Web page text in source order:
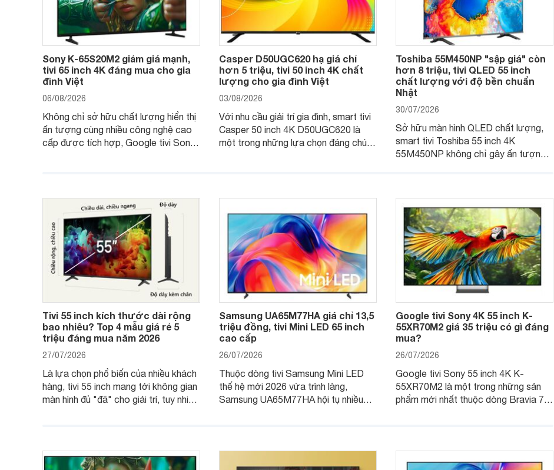
Sony K-65S20M2 giảm giá mạnh,
tivi 65 inch 4K đáng mua cho gia
đình Việt
06/08/2026
Không chỉ sở hữu chất lượng hiển thị
ấn tượng cùng nhiều công nghệ cao
cấp được tích hợp, Google tivi Sony
Casper D50UGC620 hạ giá chỉ
hơn 5 triệu, tivi 50 inch 4K chất
lượng cho gia đình Việt
03/08/2026
Với nhu cầu giải trí gia đình, smart tivi
Casper 50 inch 4K D50UGC620 là
một trong những lựa chọn đáng chú ý
Toshiba 55M450NP "sập giá" còn
hơn 8 triệu, tivi QLED 55 inch
chất lượng với độ bền chuẩn
Nhật
30/07/2026
Sở hữu màn hình QLED chất lượng,
smart tivi Toshiba 55 inch 4K
55M450NP không chỉ gây ấn tượng
nhiều đại lý giảm giá đáng kể.
Tivi 55 inch kích thước dài rộng
bao nhiêu? Top 4 mẫu giá rẻ 5
triệu đáng mua năm 2026
27/07/2026
Là lựa chọn phổ biến của nhiều khách
hàng, tivi 55 inch mang tới không gian
màn hình đủ "đã" cho giải trí, tuy nhiên
dùng cho phòng bao nhiêu m2?
Samsung UA65M77HA giá chỉ 13,5
triệu đồng, tivi Mini LED 65 inch
cao cấp
26/07/2026
Thuộc dòng tivi Samsung Mini LED
thế hệ mới 2026 vừa trình làng,
Samsung UA65M77HA hội tụ nhiều
Google tivi Sony 4K 55 inch K-
55XR70M2 giá 35 triệu có gì đáng
mua?
26/07/2026
Google tivi Sony 55 inch 4K K-
55XR70M2 là một trong những sản
phẩm mới nhất thuộc dòng Bravia 7 II
được trang bị công nghệ màn hình
RGB hoàn toàn mới